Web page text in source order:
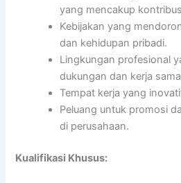
yang mencakup
Kebijakan yang
dan kehidupan pribadi.
Lingkungan profesional
dukungan dan kerja
Tempat kerja yang
Peluang untuk promosi
di perusahaan.
Kualifikasi Khusus: